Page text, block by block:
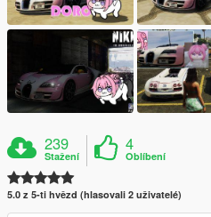
239
Stažení
4
Oblíbení
5.0 z 5-ti hvězd (hlasovali 2 uživatelé)